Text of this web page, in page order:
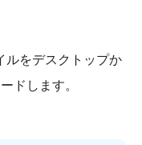
ルをデスクトップか
ドします。